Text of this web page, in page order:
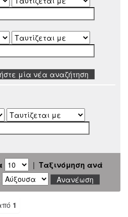
μία νέα αναζήτηση
| Ταξινόμηση ανά
1